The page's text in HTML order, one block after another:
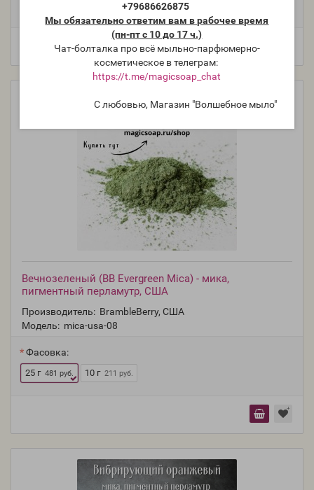
+79686626875
Мы обязательно ответим вам в рабочее время
(пн-пт с 10 до 17 ч.)
Чат-болталка про всё мыльно-парфюмерно-
косметическое в телеграм:
https://t.me/magicsoap_chat
С любовью, Магазин "Волшебное мыло"
211 руб. 5 г 117 руб.
Вечнозеленый (BB Evergreen Mica) - мика,
пигментный перламутр, США
Производитель: BrambleBerry, США
Модель: mica-usa-08
Фасовка:
25 г 481 руб. 10 г 211 руб.